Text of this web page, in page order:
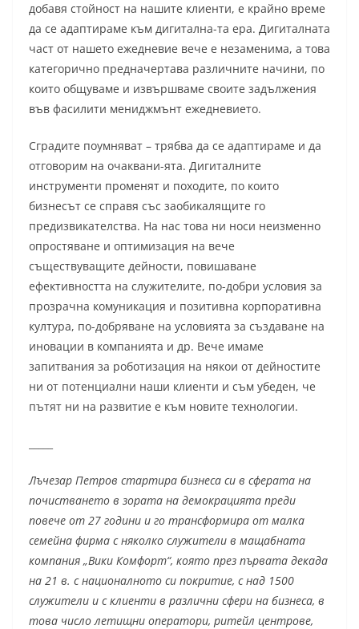
добавя стойност на нашите клиенти, е крайно време
да се адаптираме към дигитална-та ера. Дигиталната
част от нашето ежедневие вече е незаменима, а това
категорично предначертава различните начини, по
които общуваме и извършваме своите задължения
във фасилити мениджмънт ежедневието.
Сградите поумняват – трябва да се адаптираме и да
отговорим на очаквани-ята. Дигиталните
инструменти променят и походите, по които
бизнесът се справя със заобикалящите го
предизвикателства. На нас това ни носи неизменно
опростяване и оптимизация на вече
съществуващите дейности, повишаване
ефективността на служителите, по-добри условия за
прозрачна комуникация и позитивна корпоративна
култура, по-добряване на условията за създаване на
иновации в компанията и др. Вече имаме
запитвания за роботизация на някои от дейностите
ни от потенциални наши клиенти и съм убеден, че
пътят ни на развитие е към новите технологии.
Лъчезар Петров стартира бизнеса си в сферата на
почистването в зората на демокрацията преди
повече от 27 години и го трансформира от малка
семейна фирма с няколко служители в мащабната
компания „Вики Комфорт“, която през първата декада
на 21 в. с националното си покритие, с над 1500
служители и с клиенти в различни сфери на бизнеса, в
това число летищни оператори, ритейл центрове,